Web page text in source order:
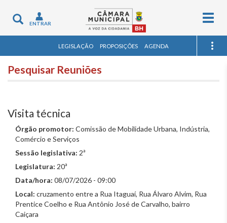
Toggle
navigation
ENTRAR
LEGISLAÇÃO PROPOSIÇÕES AGENDA
Pesquisar Reuniões
Visita técnica
Órgão promotor: Comissão de Mobilidade Urbana, Indústria,
Comércio e Serviços
Sessão legislativa: 2ª
Legislatura: 20ª
Data/hora: 08/07/2026 - 09:00
Local: cruzamento entre a Rua Itaguaí, Rua Álvaro Alvim, Rua
Prentice Coelho e Rua Antônio José de Carvalho, bairro
Caiçara